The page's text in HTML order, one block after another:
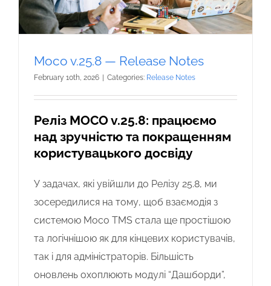
Moco v.25.8 — Release Notes
February 10th, 2026 | Categories: Release Notes
Реліз MOCO v.25.8: працюємо
над зручністю та покращенням
користувацького досвіду
У задачах, які увійшли до Релізу 25.8, ми
зосередилися на тому, щоб взаємодія з
системою Moco TMS стала ще простішою
та логічнішою як для кінцевих користувачів,
так і для адміністраторів. Більшість
оновлень охоплюють модулі “Дашборди”,